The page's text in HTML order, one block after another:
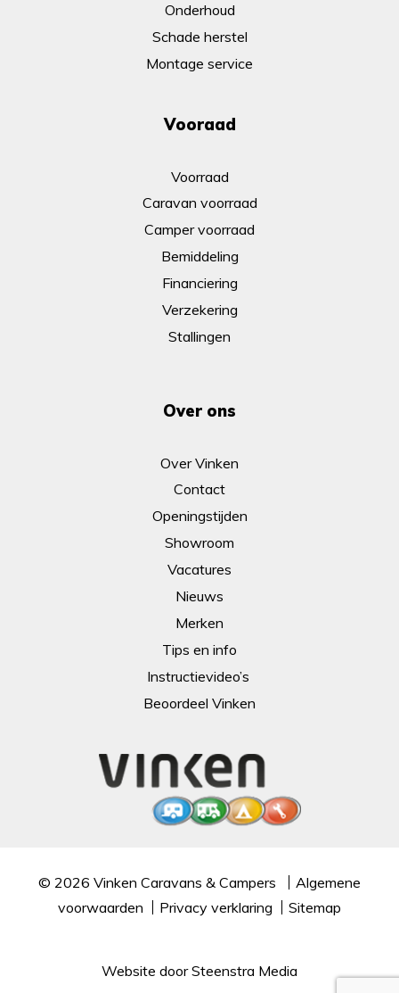
Onderhoud
Schade herstel
Montage service
Vooraad
Voorraad
Caravan voorraad
Camper voorraad
Bemiddeling
Financiering
Verzekering
Stallingen
Over ons
Over Vinken
Contact
Openingstijden
Showroom
Vacatures
Nieuws
Merken
Tips en info
Instructievideo’s
Beoordeel Vinken
© 2026 Vinken Caravans & Campers
Algemene
voorwaarden
Privacy verklaring Sitemap
Website doorSteenstra Media